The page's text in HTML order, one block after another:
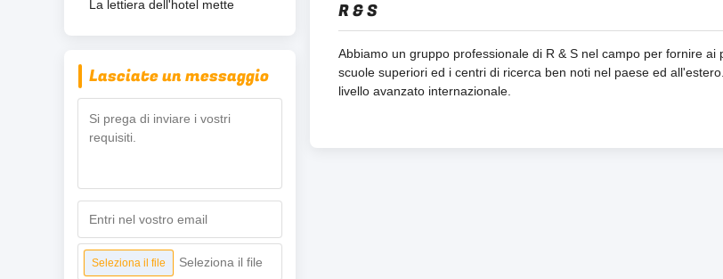
La lettiera dell'hotel mette
Lasciate un messaggio
Seleziona il file Seleziona il file
R & S
Abbiamo un gruppo professionale di R & S nel campo per fornire
scuole superiori ed i centri di ricerca ben noti nel paese ed
livello avanzato internazionale.